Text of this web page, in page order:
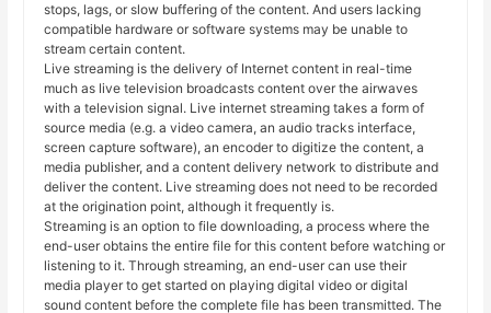
stops, lags, or slow buffering of the content. And users lacking
compatible hardware or software systems may be unable to
stream certain content.
Live streaming is the delivery of Internet content in real-time
much as live television broadcasts content over the airwaves
with a television signal. Live internet streaming takes a form of
source media (e.g. a video camera, an audio tracks interface,
screen capture software), an encoder to digitize the content, a
media publisher, and a content delivery network to distribute and
deliver the content. Live streaming does not need to be recorded
at the origination point, although it frequently is.
Streaming is an option to file downloading, a process where the
end-user obtains the entire file for this content before watching or
listening to it. Through streaming, an end-user can use their
media player to get started on playing digital video or digital
sound content before the complete file has been transmitted. The